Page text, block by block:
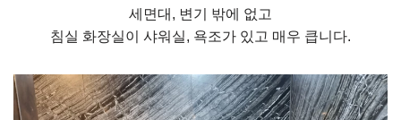
세면대, 변기 밖에 없고
침실 화장실이 샤워실, 욕조가 있고 매우 큽니다.